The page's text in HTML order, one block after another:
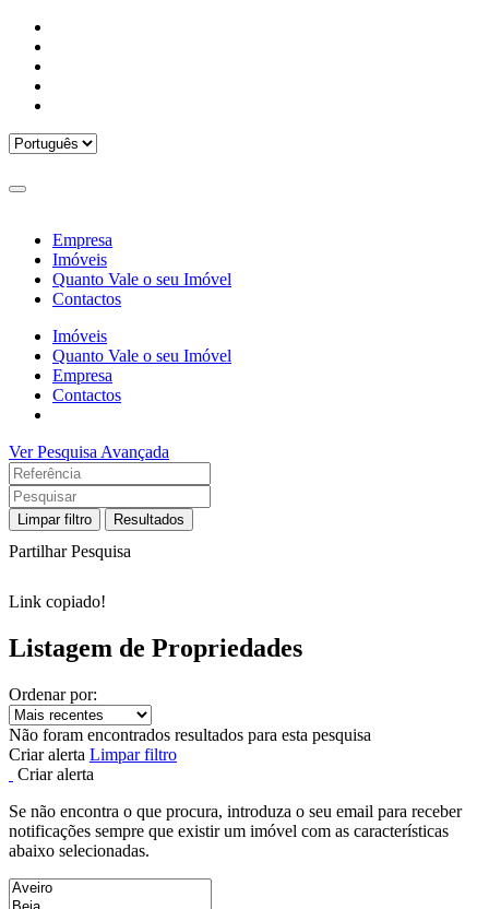
Empresa
Imóveis
Quanto Vale o seu Imóvel
Contactos
Imóveis
Quanto Vale o seu Imóvel
Empresa
Contactos
Ver Pesquisa Avançada
Limpar filtro Resultados
Partilhar Pesquisa
Link copiado!
Listagem de Propriedades
Ordenar por:
Não foram encontrados resultados para esta pesquisa
Criar alerta Limpar filtro
Criar alerta
Se não encontra o que procura, introduza o seu email para receber
notificações sempre que existir um imóvel com as características
abaixo selecionadas.